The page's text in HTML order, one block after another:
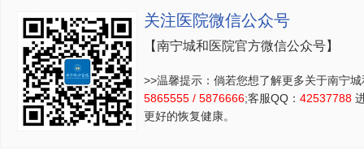
关注医院微信公众号
【南宁城和医院官方微信公众号】
>>温馨提示：倘若您想了解更多关于南宁
5865555 / 5876666;客服QQ： 42537788
更好的恢复健康。